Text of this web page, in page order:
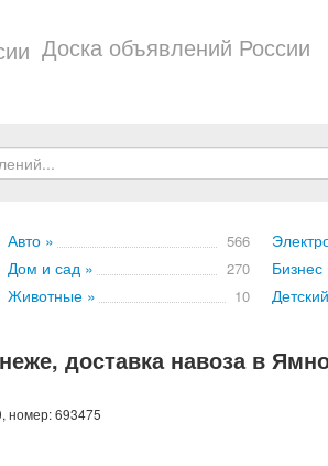
Доска объявлений России
Авто » 566
Дом и сад » 270 Бизнес
Животные » 10
доставка навоза в
номер: 693475